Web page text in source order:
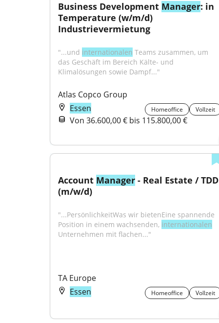
Business Development Manager: in
Temperature (w/m/d)
Industrievermietung
"...und internationalen Teams zusammen, um
das Geschäft im Bereich Kälte‑ und
Klimalösungen sowie Dampf..."
Atlas Copco Group
Essen
Homeoffice Vollzeit
Von 36.600,00 € bis 115.800,00 €
Account Manager - Real Estate / TDD
(m/w/d)
"...PersönlichkeitWas wir bietenEine spannende
Position in einem wachsenden, internationalen
Unternehmen mit flachen..."
TA Europe
Essen
Homeoffice Vollzeit